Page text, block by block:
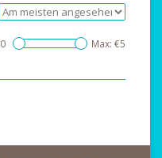
0 Max: €5